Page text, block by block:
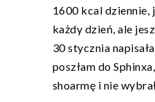
1600 kcal dziennie,
każdy dzień, ale
30 stycznia
poszłam do
shoarmę i nie